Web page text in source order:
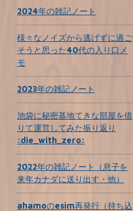
2024年の雑記ノート
様々なノイズから逃げずに過ご
そうと思った40代の入り口メ
モ
2023年の雑記ノート
池袋に秘密基地てきな部屋を借
りて運営してみた振り返り
:die_with_zero:
2022年の雑記ノート（息子を
来年カナダに送り出す・他）
ahamoのesim再発行（持ち込